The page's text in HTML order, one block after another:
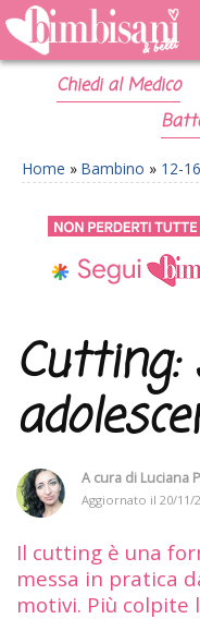
Chiedi al Medico
Home » Bambino » 12-
Cutting:
A cura di Luciana
Aggiornato il 20/11/
Il cutting è una
messa in pratica
motivi. Più colpite